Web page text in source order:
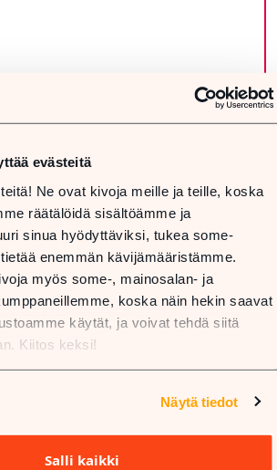
evästeitä
Ne ovat kivoja meille ja teille, koska
räätälöidä sisältöämme ja
sinua hyödyttäviksi, tukea some-
enemmän kävijämääristämme.
myös some-, mainosalan- ja
koska näin hekin saavat
käytät, ja voivat tehdä siitä
Kiitos keksi!
Näytä tiedot
Salli kaikki